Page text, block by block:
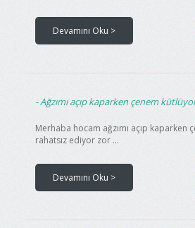
Devamını Oku >
Ağzımı açıp kaparken çenem
Merhaba hocam ağzımı açıp kaparken
rahatsız ediyor zor ...
Devamını Oku >